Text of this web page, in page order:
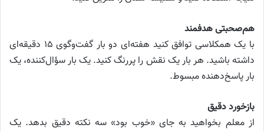
هم‌صحبتی هدفمند
با یک همکلاسی توافق کنید هفته‌ای دو بار گفت‌وگوی ۱۵ دقیقه‌ای
داشته باشید. هر بار یک نقش را پررنگ کنید. یک بار سؤال‌کننده، یک
بار پاسخ‌دهنده مبسوط.
بازخورد دقیق
از معلم بخواهید به جای «خوب بود» سه نکته دقیق بدهد. یک